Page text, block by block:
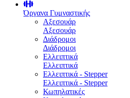
Όργανα Γυμναστικής
Αξεσουάρ
Αξεσουάρ
Διάδρομοι
Διάδρομοι
Ελλειπτικά
Ελλειπτικά
Ελλειπτικά - Stepper
Ελλειπτικά - Stepper
Κωπηλατικές